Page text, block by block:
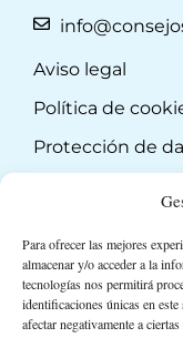
Para ofrecer las mejores
almacenar y/o acceder a la
tecnologías nos permitirá
identificaciones únicas en
afectar negativamente a
Aviso legal
Política de
Protección de